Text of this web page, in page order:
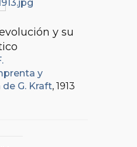
y su
y
G. Kraft, 1913